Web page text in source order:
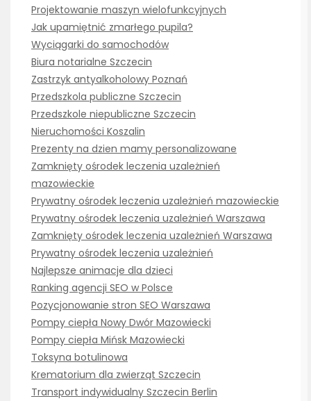
Projektowanie maszyn wielofunkcyjnych
Jak upamiętnić zmarłego pupila?
Wyciągarki do samochodów
Biura notarialne Szczecin
Zastrzyk antyalkoholowy Poznań
Przedszkola publiczne Szczecin
Przedszkole niepubliczne Szczecin
Nieruchomości Koszalin
Prezenty na dzien mamy personalizowane
Zamknięty ośrodek leczenia uzależnień
mazowieckie
Prywatny ośrodek leczenia uzależnień mazowieckie
Prywatny ośrodek leczenia uzależnień Warszawa
Zamknięty ośrodek leczenia uzależnień Warszawa
Prywatny ośrodek leczenia uzależnień
Najlepsze animacje dla dzieci
Ranking agencji SEO w Polsce
Pozycjonowanie stron SEO Warszawa
Pompy ciepła Nowy Dwór Mazowiecki
Pompy ciepła Mińsk Mazowiecki
Toksyna botulinowa
Krematorium dla zwierząt Szczecin
Transport indywidualny Szczecin Berlin